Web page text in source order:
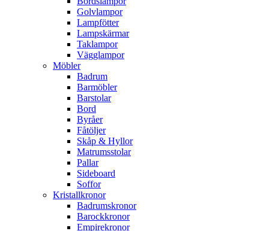
Golvlampor
Lampfötter
Lampskärmar
Taklampor
Vägglampor
Möbler
Badrum
Barmöbler
Barstolar
Bord
Byråer
Fåtöljer
Skåp & Hyllor
Matrumsstolar
Pallar
Sideboard
Soffor
Kristallkronor
Badrumskronor
Barockkronor
Empirekronor